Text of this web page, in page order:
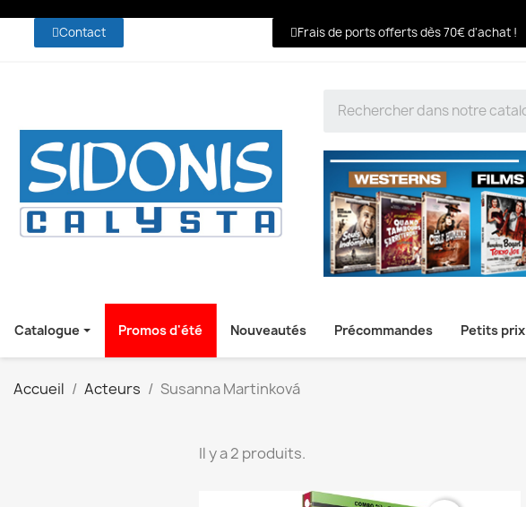
Contact Frais de ports offerts dès 70€ d'achat !
Catalogue Promos d'été Nouveautés Précommandes Petits prix
Accueil Acteurs Susanna Martinková
Il y a 2 produits.